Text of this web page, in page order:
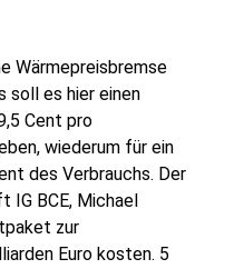
Wärmepreisbremse
soll es hier einen
Cent pro
wiederum für ein
des Verbrauchs. Der
IG BCE, Michael
zur
Euro kosten. 5